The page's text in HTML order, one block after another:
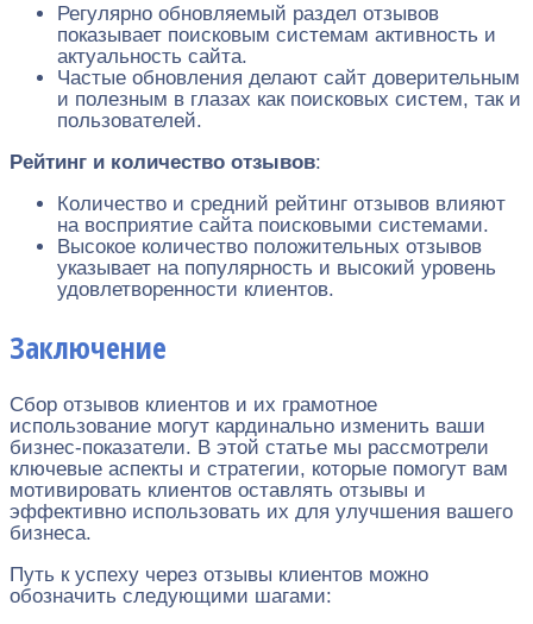
Регулярно обновляемый раздел отзывов
показывает поисковым системам активность и
актуальность сайта.
Частые обновления делают сайт доверительным
и полезным в глазах как поисковых систем, так и
пользователей.
Рейтинг и количество отзывов:
Количество и средний рейтинг отзывов влияют
на восприятие сайта поисковыми системами.
Высокое количество положительных отзывов
указывает на популярность и высокий уровень
удовлетворенности клиентов.
Заключение
Сбор отзывов клиентов и их грамотное
использование могут кардинально изменить ваши
бизнес-показатели. В этой статье мы рассмотрели
ключевые аспекты и стратегии, которые помогут вам
мотивировать клиентов оставлять отзывы и
эффективно использовать их для улучшения вашего
бизнеса.
Путь к успеху через отзывы клиентов можно
обозначить следующими шагами: